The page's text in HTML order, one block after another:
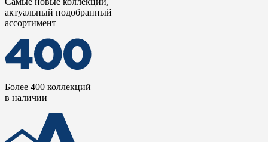
актуальный подобранный
ассортимент
Более 400 коллекций
в наличии